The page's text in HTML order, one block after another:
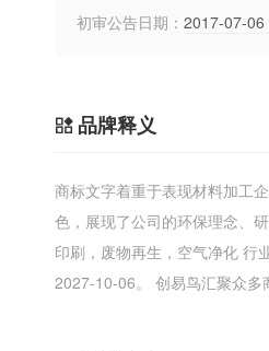
初审公告日期： 2017-07-06
品牌释义
商标文字着重于表现材料加工
色，展现了公司的环保理念、
印刷，废物再生，空气净化 行
2027-10-06。 创易鸟汇聚众